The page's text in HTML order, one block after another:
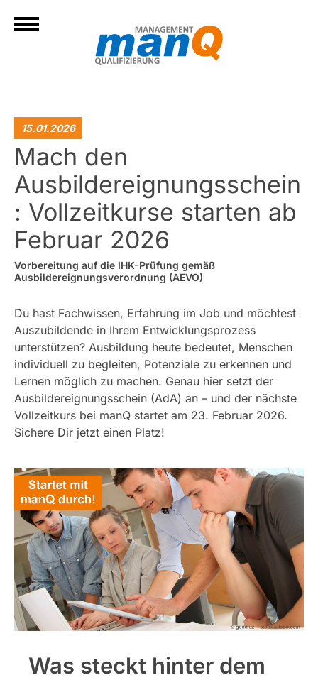
15.01.2026
Mach den
Ausbildereignungsschein
: Vollzeitkurse starten ab
Februar 2026
Vorbereitung auf die IHK-Prüfung gemäß
Ausbildereignungsverordnung (AEVO)
Du hast Fachwissen, Erfahrung im Job und möchtest
Auszubildende in Ihrem Entwicklungsprozess
unterstützen? Ausbildung heute bedeutet, Menschen
individuell zu begleiten, Potenziale zu erkennen und
Lernen möglich zu machen. Genau hier setzt der
Ausbildereignungsschein (AdA) an – und der nächste
Vollzeitkurs bei manQ startet am 23. Februar 2026.
Sichere Dir jetzt einen Platz!
Was steckt hinter dem